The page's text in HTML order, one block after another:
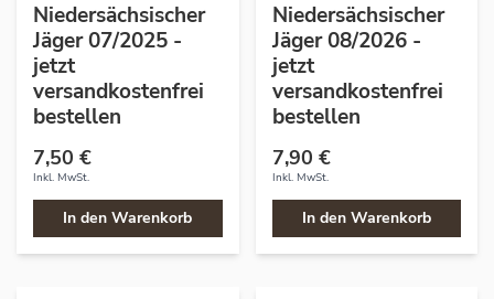
Niedersächsischer
Jäger 07/2025 -
jetzt
versandkostenfrei
bestellen
7,50 €
Inkl. MwSt.
In den Warenkorb
Niedersächsischer
Jäger 08/2026 -
jetzt
versandkostenfrei
bestellen
7,90 €
Inkl. MwSt.
In den Warenkorb